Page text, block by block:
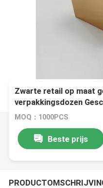
Zwarte retail op maat
verpakkingsdozen
MOQ：1000PCS
Beste prijs